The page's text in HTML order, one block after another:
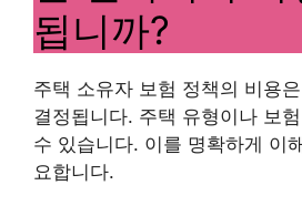
됩니까?
주택 소유자 보험 정책의 비용
결정됩니다. 주택 유형이나 보
수 있습니다. 이를 명확하게 이
요합니다.